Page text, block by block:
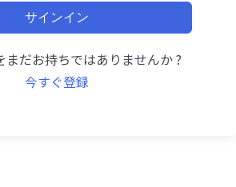
サインイン
まだお持ちではありませんか ?
今すぐ登録